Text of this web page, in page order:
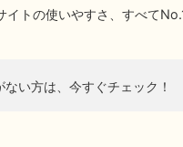
トの使いやすさ、すべて
い方は、今すぐチェック！